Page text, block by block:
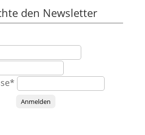
den Newsletter
Anmelden